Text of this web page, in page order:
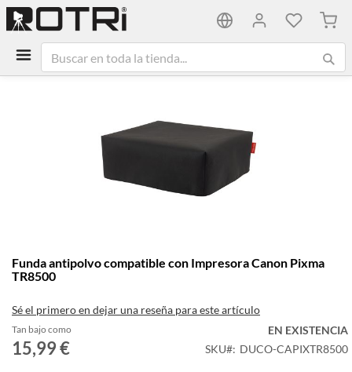
Mi
al
comienzo
la
galería
de
Funda antipolvo compatible con Impresora Canon Pixma
TR8500
Sé el primero en dejar una reseña para este artículo
Tan bajo como
15,99 €
EN EXISTENCIA
SKU
DUCO-CAPIXTR8500